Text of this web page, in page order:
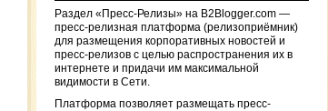
Раздел «Пресс-Релизы» на B2Blogger.com —
пресс-релизная платформа (релизоприёмник)
для размещения корпоративных новостей и
пресс-релизов с целью распространения их в
интернете и придачи им максимальной
видимости в Сети.
Платформа позволяет размещать пресс-